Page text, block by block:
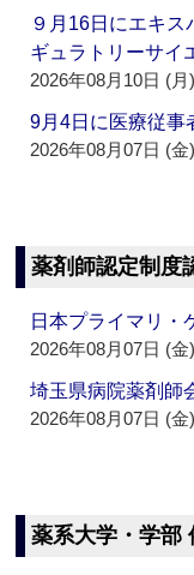
９月16日にエキ
ギュラトリーサイ
2026年08月10日 (月)
9月4日に医療従
2026年08月07日 (金)
薬剤師認定制度
日本プライマリ
2026年08月07日 (金)
埼玉県病院薬剤
2026年08月07日 (金)
薬系大学・学部